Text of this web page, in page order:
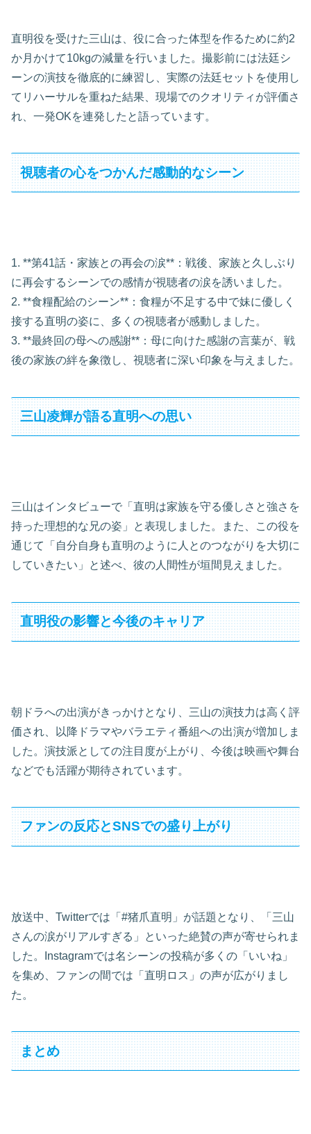
直明役を受けた三山は、役に合った体型を作るために約2
か月かけて10kgの減量を行いました。撮影前には法廷シ
ーンの演技を徹底的に練習し、実際の法廷セットを使用し
てリハーサルを重ねた結果、現場でのクオリティが評価さ
れ、一発OKを連発したと語っています。
視聴者の心をつかんだ感動的なシーン
1. **第41話・家族との再会の涙**：戦後、家族と久しぶり
に再会するシーンでの感情が視聴者の涙を誘いました。
2. **食糧配給のシーン**：食糧が不足する中で妹に優しく
接する直明の姿に、多くの視聴者が感動しました。
3. **最終回の母への感謝**：母に向けた感謝の言葉が、戦
後の家族の絆を象徴し、視聴者に深い印象を与えました。
三山凌輝が語る直明への思い
三山はインタビューで「直明は家族を守る優しさと強さを
持った理想的な兄の姿」と表現しました。また、この役を
通じて「自分自身も直明のように人とのつながりを大切に
していきたい」と述べ、彼の人間性が垣間見えました。
直明役の影響と今後のキャリア
朝ドラへの出演がきっかけとなり、三山の演技力は高く評
価され、以降ドラマやバラエティ番組への出演が増加しま
した。演技派としての注目度が上がり、今後は映画や舞台
などでも活躍が期待されています。
ファンの反応とSNSでの盛り上がり
放送中、Twitterでは「#猪爪直明」が話題となり、「三山
さんの涙がリアルすぎる」といった絶賛の声が寄せられま
した。Instagramでは名シーンの投稿が多くの「いいね」
を集め、ファンの間では「直明ロス」の声が広がりまし
た。
まとめ